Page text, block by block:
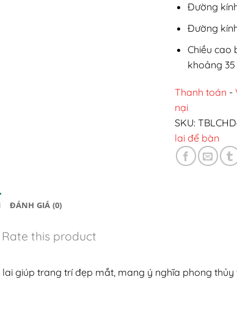
Đường
Đường
Chiều cao
khoảng 35
Thanh toán -
nại
SKU:
lai để bàn
ĐÁNH GIÁ (0)
Rate this product
giúp trang trí đẹp mắt, mang ý nghĩa phong